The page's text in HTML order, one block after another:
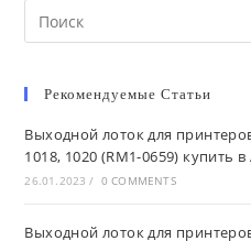
Search
this
Рекомендуемые Статьи
Выходной лоток для
1018, 1020 (RM1-0659) купить
26.01.2023 / 0 COMMENTS
Выходной лоток для